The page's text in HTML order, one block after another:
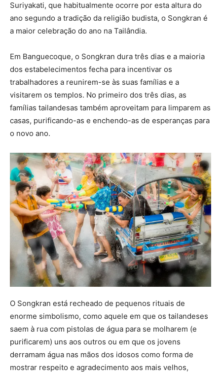
Suriyakati, que habitualmente ocorre por esta altura do
ano segundo a tradição da religião budista, o Songkran é
a maior celebração do ano na Tailândia.
Em Banguecoque, o Songkran dura três dias e a maioria
dos estabelecimentos fecha para incentivar os
trabalhadores a reunirem-se às suas famílias e a
visitarem os templos. No primeiro dos três dias, as
famílias tailandesas também aproveitam para limparem as
casas, purificando-as e enchendo-as de esperanças para
o novo ano.
O Songkran está recheado de pequenos rituais de
enorme simbolismo, como aquele em que os tailandeses
saem à rua com pistolas de água para se molharem (e
purificarem) uns aos outros ou em que os jovens
derramam água nas mãos dos idosos como forma de
mostrar respeito e agradecimento aos mais velhos,